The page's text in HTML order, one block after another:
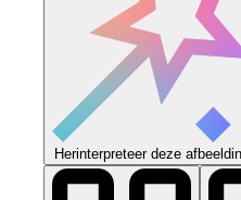
Herinterpreteer deze